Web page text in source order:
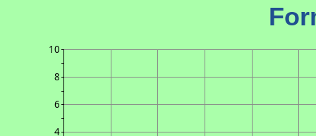
10
8
6
4